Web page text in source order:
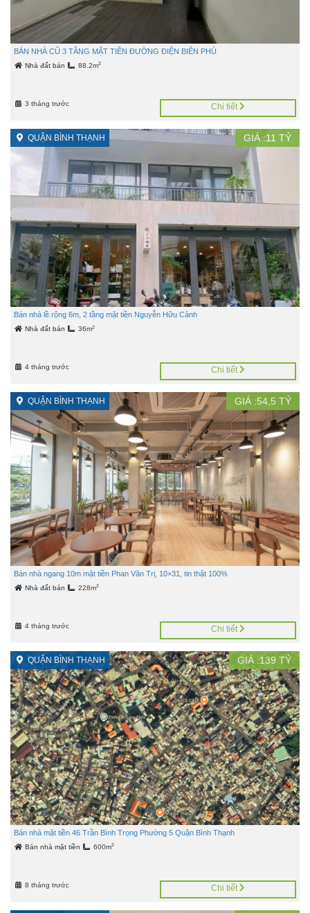
BÁN NHÀ CŨ 3 TẦNG MẶT TIỀN ĐƯỜNG ĐIỆN BIÊN PHỦ
Nhà đất bán 88.2m2
3 tháng trước Chi tiết
QUẬN BÌNH THẠNH GIÁ :11 TỶ
Bán nhà lề rộng 6m, 2 tầng mặt tiền Nguyễn Hữu Cảnh
Nhà đất bán 36m2
4 tháng trước Chi tiết
QUẬN BÌNH THẠNH GIÁ :54,5 TỶ
Bán nhà ngang 10m mặt tiền Phan Văn Trị, 10×31, tin thật 100%
Nhà đất bán 228m2
4 tháng trước Chi tiết
QUẬN BÌNH THẠNH GIÁ :139 TỶ
Bán nhà mặt tiền 46 Trần Bình Trọng Phường 5 Quận Bình Thạnh
Bán nhà mặt tiền 600m2
8 tháng trước Chi tiết